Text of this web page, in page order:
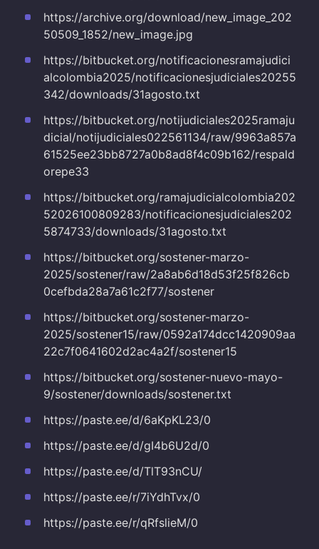
https://archive.org/download/new_image_202
50509_1852/new_image.jpg
https://bitbucket.org/notificacionesramajudici
alcolombia2025/notificacionesjudiciales20255
342/downloads/31agosto.txt
https://bitbucket.org/notijudiciales2025ramaju
dicial/notijudiciales022561134/raw/9963a857a
61525ee23bb8727a0b8ad8f4c09b162/respald
orepe33
https://bitbucket.org/ramajudicialcolombia202
52026100809283/notificacionesjudiciales202
5874733/downloads/31agosto.txt
https://bitbucket.org/sostener-marzo-
2025/sostener/raw/2a8ab6d18d53f25f826cb
0cefbda28a7a61c2f77/sostener
https://bitbucket.org/sostener-marzo-
2025/sostener15/raw/0592a174dcc1420909aa
22c7f0641602d2ac4a2f/sostener15
https://bitbucket.org/sostener-nuevo-mayo-
9/sostener/downloads/sostener.txt
https://paste.ee/d/6aKpKL23/0
https://paste.ee/d/gI4b6U2d/0
https://paste.ee/d/TlT93nCU/
https://paste.ee/r/7iYdhTvx/0
https://paste.ee/r/qRfslieM/0